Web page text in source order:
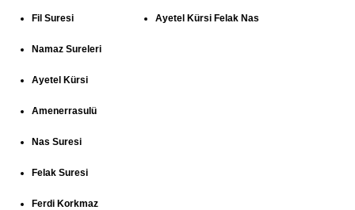
Fil Suresi Ayetel Kürsi Felak Nas
Namaz Sureleri
Ayetel Kürsi
Amenerrasulü
Nas Suresi
Felak Suresi
Ferdi Korkmaz